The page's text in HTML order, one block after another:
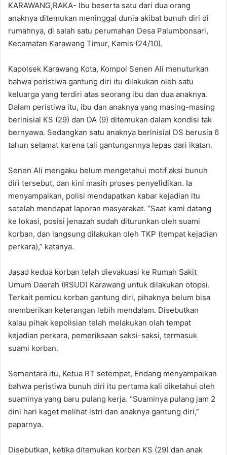
KARAWANG,RAKA- Ibu beserta satu dari dua orang
anaknya ditemukan meninggal dunia akibat bunuh diri di
rumahnya, di salah satu perumahan Desa Palumbonsari,
Kecamatan Karawang Timur, Kamis (24/10).
Kapolsek Karawang Kota, Kompol Senen Ali menuturkan
bahwa peristiwa gantung diri itu dilakukan oleh satu
keluarga yang terdiri atas seorang ibu dan dua anaknya.
Dalam peristiwa itu, ibu dan anaknya yang masing-masing
berinisial KS (29) dan DA (9) ditemukan dalam kondisi tak
bernyawa. Sedangkan satu anaknya berinisial DS berusia 6
tahun selamat karena tali gantungannya lepas dari ikatan.
Senen Ali mengaku belum mengetahui motif aksi bunuh
diri tersebut, dan kini masih proses penyelidikan. Ia
menyampaikan, polisi mendapatkan kabar kejadian itu
setelah mendapat laporan masyarakat. “Saat kami datang
ke lokasi, posisi jenazah sudah diturunkan oleh suami
korban, dan langsung dilakukan oleh TKP (tempat kejadian
perkara),” katanya.
Jasad kedua korban telah dievakuasi ke Rumah Sakit
Umum Daerah (RSUD) Karawang untuk dilakukan otopsi.
Terkait pemicu korban gantung diri, pihaknya belum bisa
memberikan keterangan lebih mendalam. Disebutkan
kalau pihak kepolisian telah melakukan olah tempat
kejadian perkara, pemeriksaan saksi-saksi, termasuk
suami korban.
Sementara itu, Ketua RT setempat, Endang menyampaikan
bahwa peristiwa bunuh diri itu pertama kali diketahui oleh
suaminya yang baru pulang kerja. “Suaminya pulang jam 2
dini hari kaget melihat istri dan anaknya gantung diri,”
paparnya.
Disebutkan, ketika ditemukan korban KS (29) dan anak